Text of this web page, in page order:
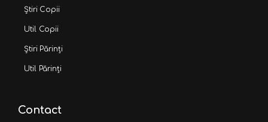
Știri Copii
Util Copii
Știri Părinți
Util Părinți
Contact